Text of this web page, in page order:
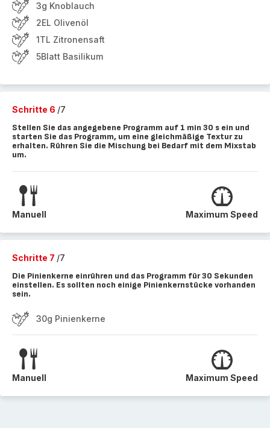
3g Knoblauch
2EL Olivenöl
1TL Zitronensaft
5Blatt Basilikum
Schritte 6 /7
Stellen Sie das angegebene Programm auf 1 min 30 s ein und
starten Sie das Programm, um eine gleichmäßige Textur zu
erhalten. Rühren Sie die Mischung bei Bedarf mit dem Mixstab
um.
Manuell Maximum Speed
Schritte 7 /7
Die Pinienkerne einrühren und das Programm für 30 Sekunden
einstellen. Es sollten noch einige Pinienkernstücke vorhanden
sein.
30g Pinienkerne
Manuell Maximum Speed